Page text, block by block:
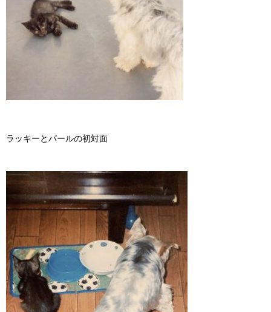
ラッキーとパールの初対面